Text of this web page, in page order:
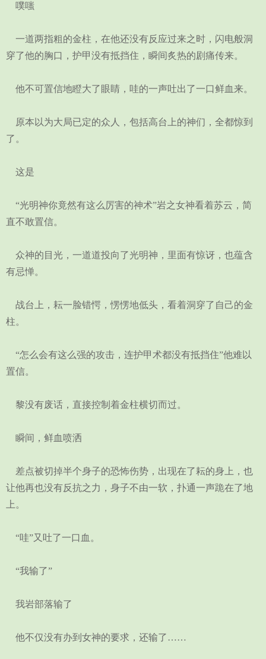
噗嗤
一道两指粗的金柱，在他还没有反应过来之时，闪电般洞
穿了他的胸口，护甲没有抵挡住，瞬间炙热的剧痛传来。
他不可置信地瞪大了眼睛，哇的一声吐出了一口鲜血来。
原本以为大局已定的众人，包括高台上的神们，全都惊到
了。
这是
“光明神你竟然有这么厉害的神术”岩之女神看着苏云，简
直不敢置信。
众神的目光，一道道投向了光明神，里面有惊讶，也蕴含
有忌惮。
战台上，耘一脸错愕，愣愣地低头，看着洞穿了自己的金
柱。
“怎么会有这么强的攻击，连护甲术都没有抵挡住”他难以
置信。
黎没有废话，直接控制着金柱横切而过。
瞬间，鲜血喷洒
差点被切掉半个身子的恐怖伤势，出现在了耘的身上，也
让他再也没有反抗之力，身子不由一软，扑通一声跪在了地
上。
“哇”又吐了一口血。
“我输了”
我岩部落输了
他不仅没有办到女神的要求，还输了……